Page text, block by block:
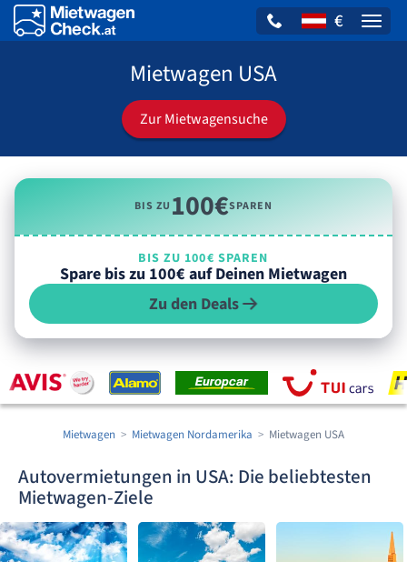
€
Mietwagen USA
Zur Mietwagensuche
BIS ZU100€SPAREN
BIS ZU 100€ SPAREN
Spare bis zu 100€ auf Deinen Mietwagen
Zu den Deals
Mietwagen Mietwagen Nordamerika Mietwagen USA
Autovermietungen in USA: Die beliebtesten
Mietwagen-Ziele